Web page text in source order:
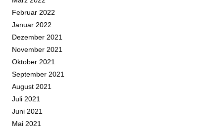
Februar 2022
Januar 2022
Dezember 2021
November 2021
Oktober 2021
September 2021
August 2021
Juli 2021
Juni 2021
Mai 2021